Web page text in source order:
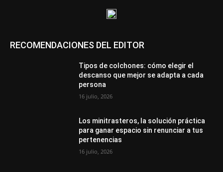
RECOMENDACIONES DEL EDITOR
Tipos de colchones: cómo elegir el
descanso que mejor se adapta a cada
persona
16 julio, 2026
Los minitrasteros, la solución práctica
para ganar espacio sin renunciar a tus
pertenencias
16 julio, 2026